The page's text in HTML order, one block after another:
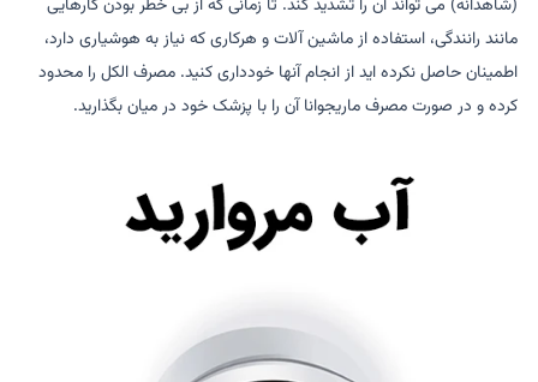
(شاهدانه) می تواند آن را تشدید کند. تا زمانی که از بی خطر بودن کارهایی
مانند رانندگی، استفاده از ماشین آلات و هرکاری که نیاز به هوشیاری دارد،
اطمینان حاصل نکرده اید از انجام آنها خودداری کنید. مصرف الکل را محدود
کرده و در صورت مصرف ماریجوانا آن را با پزشک خود در میان بگذارید.